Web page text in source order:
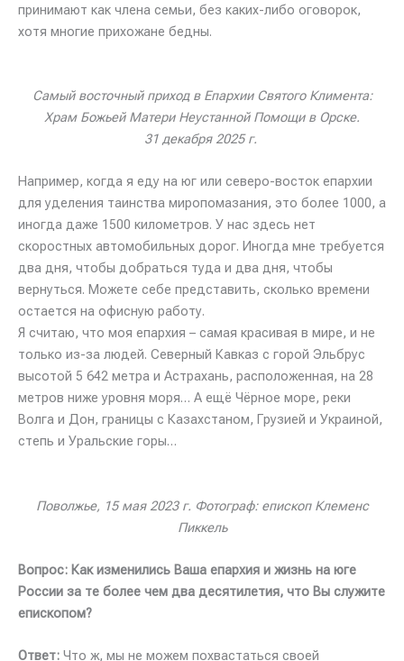
принимают как члена семьи, без каких-либо оговорок,
хотя многие прихожане бедны.
Самый восточный приход в Епархии Святого Климента:
Храм Божьей Матери Неустанной Помощи в Орске.
31 декабря 2025 г.
Например, когда я еду на юг или северо-восток епархии
для уделения таинства миропомазания, это более 1000, а
иногда даже 1500 километров. У нас здесь нет
скоростных автомобильных дорог. Иногда мне требуется
два дня, чтобы добраться туда и два дня, чтобы
вернуться. Можете себе представить, сколько времени
остается на офисную работу.
Я считаю, что моя епархия – самая красивая в мире, и не
только из-за людей. Северный Кавказ с горой Эльбрус
высотой 5 642 метра и Астрахань, расположенная, на 28
метров ниже уровня моря… А ещё Чёрное море, реки
Волга и Дон, границы с Казахстаном, Грузией и Украиной,
степь и Уральские горы…
Поволжье, 15 мая 2023 г. Фотограф: епископ Клеменс
Пиккель
Вопрос: Как изменились Ваша епархия и жизнь на юге
России за те более чем два десятилетия, что Вы служите
епископом?
Ответ: Что ж, мы не можем похвастаться своей